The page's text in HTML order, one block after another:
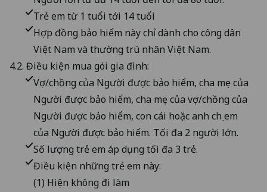
Trẻ em từ 1 tuổi tới 14 tuổi
Hợp đồng bảo hiểm này chỉ dành cho công dân
Việt Nam và thường trú nhân Việt Nam.
4.2. Điều kiện mua gói gia đình:
Vợ/chồng của Người được bảo hiểm, cha mẹ của
Người được bảo hiểm, cha mẹ của vợ/chồng của
Người được bảo hiểm, con cái hoặc anh chị em
của Người được bảo hiểm. Tối đa 2 người lớn.
Số lượng trẻ em áp dụng tối đa 3 trẻ.
Điều kiện những trẻ em này:
(1) Hiện không đi làm